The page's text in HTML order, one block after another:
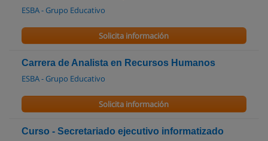
ESBA - Grupo Educativo
Solicita información
Carrera de Analista en Recursos Humanos
ESBA - Grupo Educativo
Solicita información
Curso - Secretariado ejecutivo informatizado